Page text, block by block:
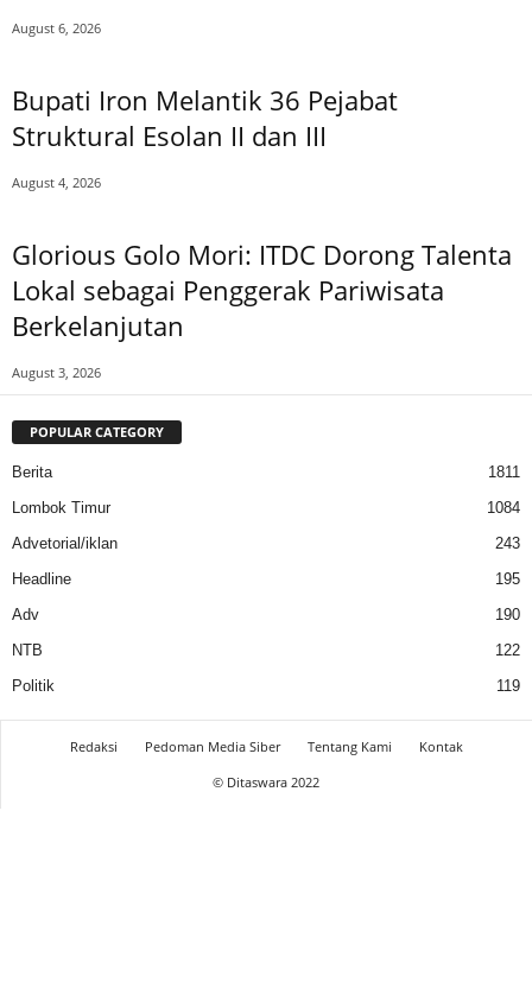
August 6, 2026
Bupati Iron Melantik 36 Pejabat
Struktural Esolan II dan III
August 4, 2026
Glorious Golo Mori: ITDC Dorong Talenta
Lokal sebagai Penggerak Pariwisata
Berkelanjutan
August 3, 2026
POPULAR CATEGORY
Berita
1811
Lombok Timur
1084
Advetorial/iklan
243
Headline
195
Adv
190
NTB
122
Politik
119
Redaksi Pedoman Media Siber Tentang Kami
Kontak
© Ditaswara 2022